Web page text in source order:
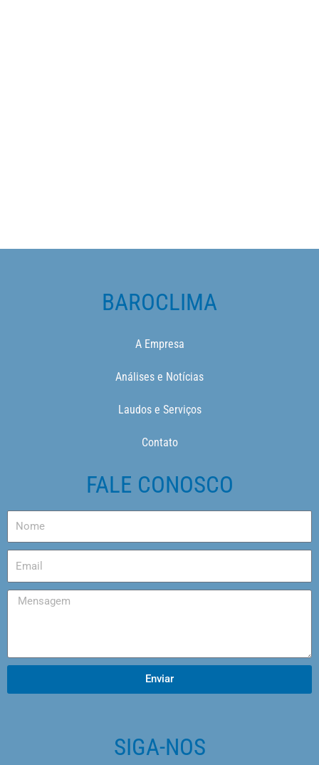
BAROCLIMA
A Empresa
Análises e Notícias
Laudos e Serviços
Contato
FALE CONOSCO
Enviar
SIGA-NOS